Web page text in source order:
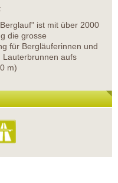
ist mit über 2000
die grosse
für Bergläuferinnen und
Lauterbrunnen aufs
m)